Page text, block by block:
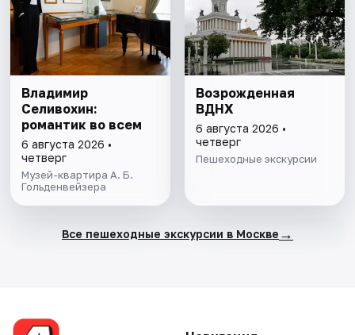
Владимир
Селивохин:
романтик во всем
6 августа 2026 •
четверг
Музей-квартира А. Б.
Гольденвейзера
Возрожденная
ВДНХ
6 августа 2026 •
четверг
Пешеходные экскурсии
Все пешеходные экскурсии в Москве →